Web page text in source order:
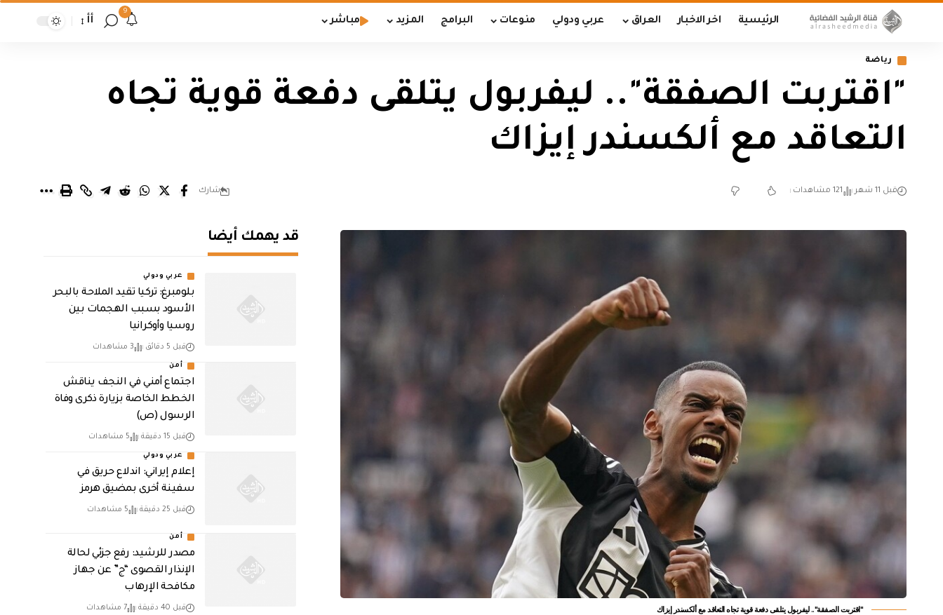
الرئيسية اخر الاخبار العراق عربي ودولي منوعات البرامج المزيد مباشر
9
أأ
رياضة
"اقتربت الصفقة".. ليفربول يتلقى دفعة قوية تجاه
التعاقد مع ألكسندر إيزاك
قبل 11 شهر 121 مشاهدات شارك
"اقتربت الصفقة".. ليفربول يتلقى دفعة قوية تجاه التعاقد مع ألكسندر إيزاك
قد يهمك أيضا
عربي ودولي
بلومبرغ: تركيا تقيد الملاحة بالبحر
الأسود بسبب الهجمات بين
روسيا وأوكرانيا
قبل 5 دقائق 3 مشاهدات
أمن
اجتماع أمني في النجف يناقش
الخطط الخاصة بزيارة ذكرى وفاة
الرسول (ص)
قبل 15 دقيقة 5 مشاهدات
عربي ودولي
إعلام إيراني: اندلاع حريق في
سفينة أخرى بمضيق هرمز
قبل 25 دقيقة 5 مشاهدات
أمن
مصدر للرشيد: رفع جزئي لحالة
الإنذار القصوى “ج” عن جهاز
مكافحة الإرهاب
قبل 40 دقيقة 7 مشاهدات